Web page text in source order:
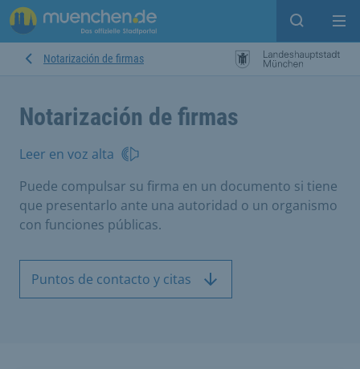
Open
Notarización de firmas
Notarización de firmas
Leer en voz alta
Puede compulsar su firma en un documento si tiene
que presentarlo ante una autoridad o un organismo
con funciones públicas.
Puntos de contacto y citas